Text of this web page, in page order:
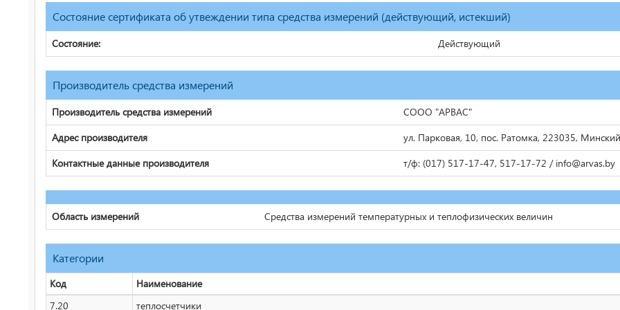
Состояние сертификата об утвеждении типа средства измерений (действующий, истекший)
Состояние: Действующий
Производитель средства измерений
Производитель средства измерений
СООО "АРВАС"
Адрес производителя
ул. Парковая, 10, пос. Ратомка, 223035,
Контактные данные производителя
т/ф: (017) 517-17-47, 517-17-72 / info@arvas.by
Область измерений Средства измерений температурных и теплофизических величин
Категории
Код
Наименование
7.20
теплосчетчики